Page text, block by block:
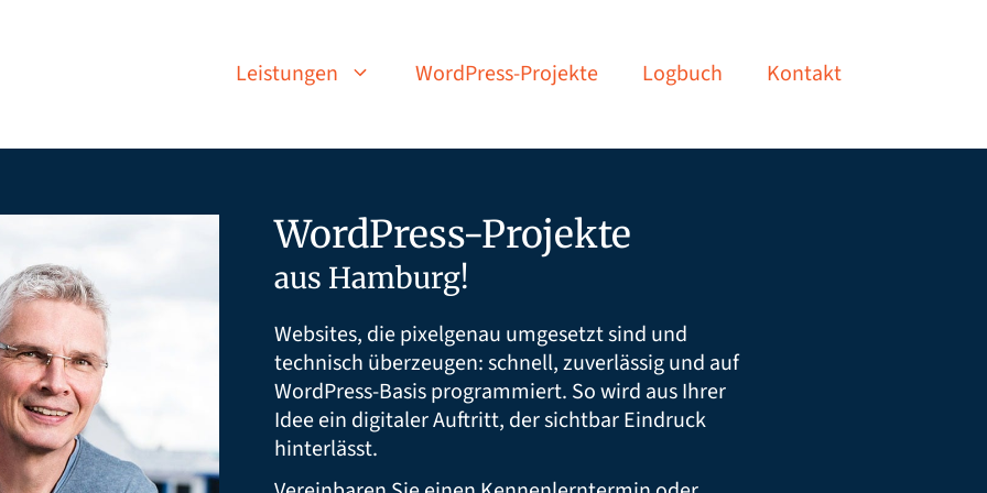
Leistungen WordPress-Projekte Logbuch Kontakt
WordPress-Projekte
aus Hamburg!
Websites, die pixelgenau umgesetzt sind und
technisch überzeugen: schnell, zuverlässig und auf
WordPress-Basis programmiert. So wird aus Ihrer
Idee ein digitaler Auftritt, der sichtbar Eindruck
hinterlässt.